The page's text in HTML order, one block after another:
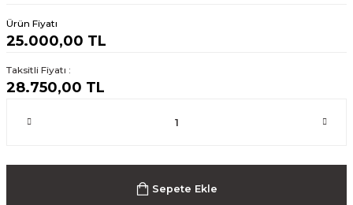
Ürün Fiyatı
25.000,00 TL
Taksitli Fiyatı :
28.750,00 TL
Sepete Ekle